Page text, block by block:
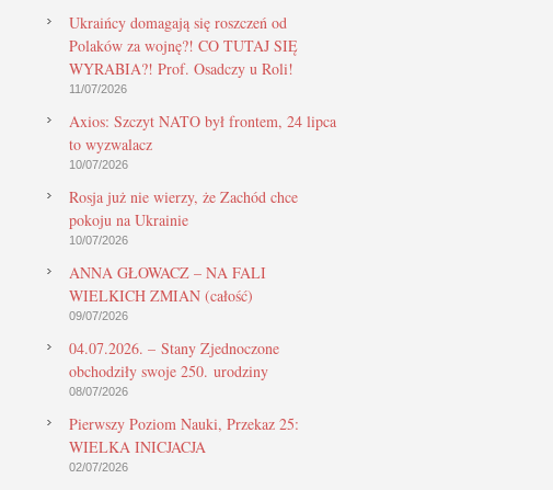
Ukraińcy domagają się roszczeń od
Polaków za wojnę?! CO TUTAJ SIĘ
WYRABIA?! Prof. Osadczy u Roli!
11/07/2026
Axios: Szczyt NATO był frontem, 24 lipca
to wyzwalacz
10/07/2026
Rosja już nie wierzy, że Zachód chce
pokoju na Ukrainie
10/07/2026
ANNA GŁOWACZ – NA FALI
WIELKICH ZMIAN (całość)
09/07/2026
04.07.2026. – Stany Zjednoczone
obchodziły swoje 250. urodziny
08/07/2026
Pierwszy Poziom Nauki, Przekaz 25:
WIELKA INICJACJA
02/07/2026